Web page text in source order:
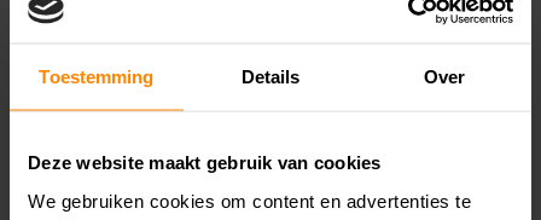
Toestemming Details Over
Deze website maakt gebruik van cookies
We gebruiken cookies om content en advertenties te
Bullpadel Vertex Bullpadel Elite 25i